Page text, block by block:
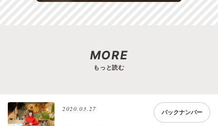
MORE
もっと読む
2020.03.27 バックナンバー